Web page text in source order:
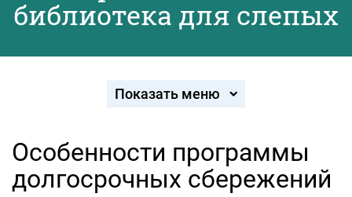
библиотека для слепых
Показать меню
Особенности программы
долгосрочных сбережений